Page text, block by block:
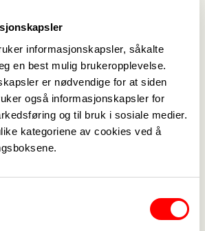
informasjonskapsler, såkalte
en best mulig brukeropplevelse.
er nødvendige for at siden
også informasjonskapsler for
og til bruk i sosiale medier.
kategoriene av cookies ved å
Styret i
Fagforbundet
Bergenhus
Årsmøte